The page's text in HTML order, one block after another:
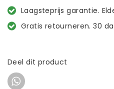
Laagsteprijs garantie.
Gratis retourneren. 30
Deel dit product